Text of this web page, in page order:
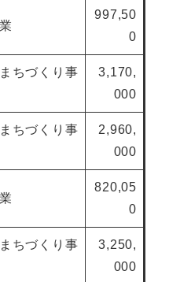
997,50
0
ちづくり事
3,170,
000
ちづくり事
2,960,
000
820,05
0
ちづくり事
3,250,
000